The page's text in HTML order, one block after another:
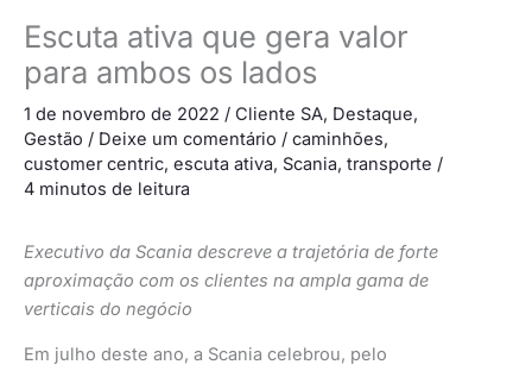
Escuta ativa que gera valor
para ambos os lados
1 de novembro de 2022 / Cliente SA, Destaque,
Gestão / Deixe um comentário / caminhões,
customer centric, escuta ativa, Scania, transporte /
4 minutos de leitura
Executivo da Scania descreve a trajetória de forte
aproximação com os clientes na ampla gama de
verticais do negócio
Em julho deste ano, a Scania celebrou, pelo